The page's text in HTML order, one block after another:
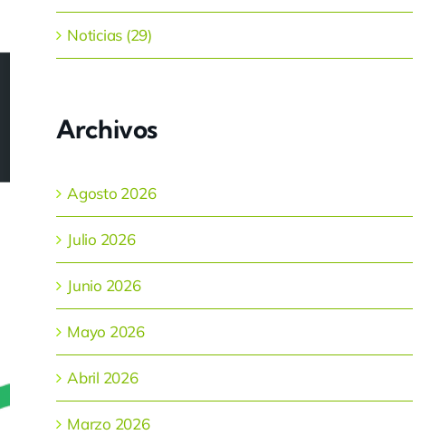
Noticias (29)
Archivos
Agosto 2026
Julio 2026
Junio 2026
Mayo 2026
Abril 2026
Marzo 2026